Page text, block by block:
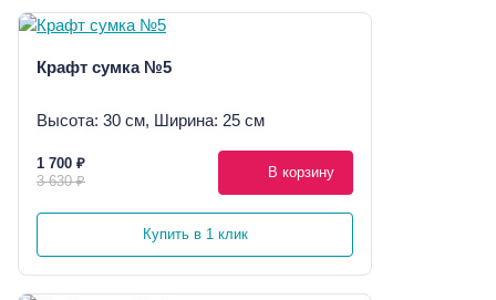
Крафт сумка №5
Высота: 30 см, Ширина: 25 см
1 700 ₽
3 630 ₽
В корзину
Купить в 1 клик